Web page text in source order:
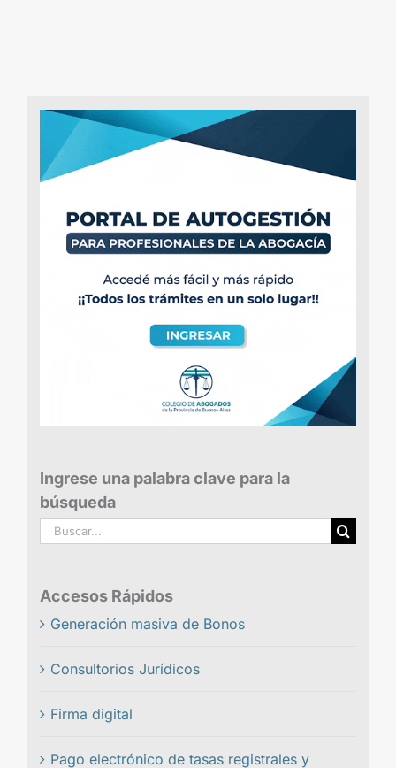
Ingrese una palabra clave para la
búsqueda
Buscar:
Accesos Rápidos
Generación masiva de Bonos
Consultorios Jurídicos
Firma digital
Pago electrónico de tasas registrales y